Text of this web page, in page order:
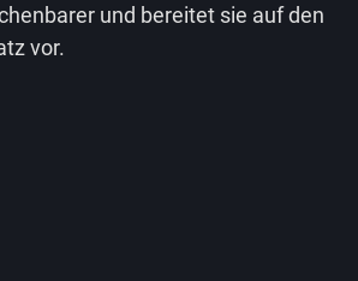
und bereitet sie auf den
vor.